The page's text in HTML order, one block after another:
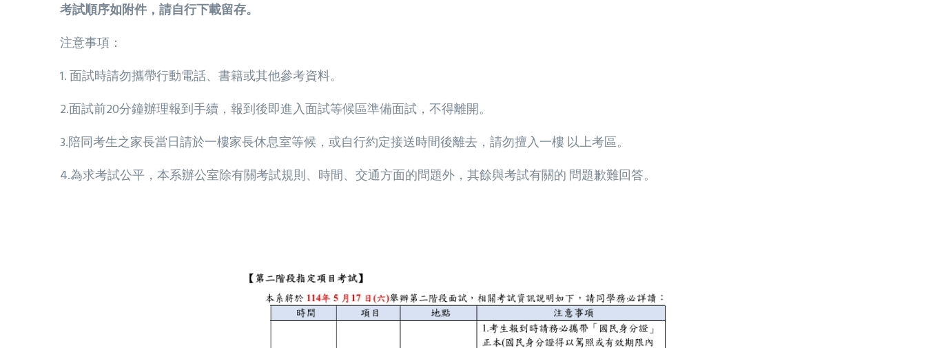
考試順序如附件，請自行下載留存。
注意事項：
1. 面試時請勿攜帶行動電話、書籍或其他參考資料。
2.面試前20分鐘辦理報到手續，報到後即進入面試等候區準備面試，不得離開。
3.陪同考生之家長當日請於一樓家長休息室等候，或自行約定接送時間後離去，請勿擅入一樓 以上考區。
4.為求考試公平，本系辦公室除有關考試規則、時間、交通方面的問題外，其餘與考試有關的 問題歉難回答。